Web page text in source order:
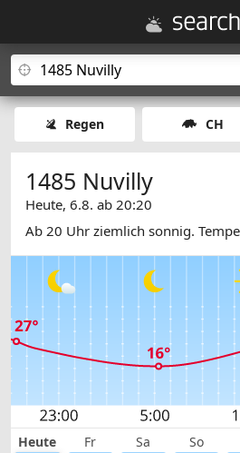
Regen CH
1485 Nuvilly
Heute, 6.8. ab 20:20
Ab 20 Uhr ziemlich sonnig.
Heute Fr Sa So